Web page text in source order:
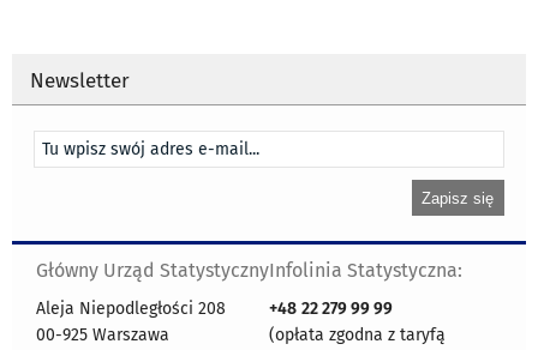
Newsletter
Główny Urząd Statystyczny
Aleja Niepodległości 208
00-925 Warszawa
Infolinia Statystyczna:
+48 22 279 99 99
(opłata zgodna z taryfą